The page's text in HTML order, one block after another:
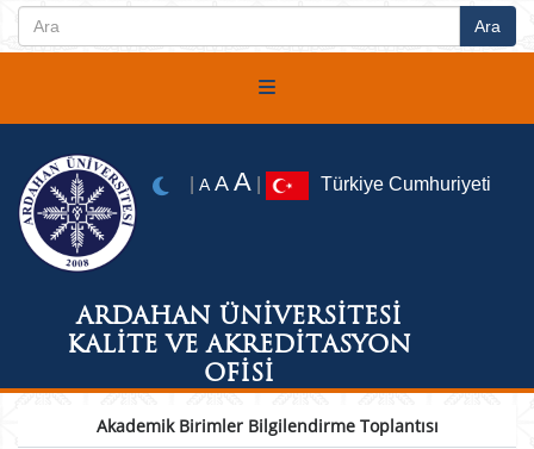
ARDAHAN ÜNİVERSİTESİ
KALİTE VE AKREDİTASYON
OFİSİ
A A A Türkiye Cumhuriyeti
Akademik Birimler Bilgilendirme Toplantısı